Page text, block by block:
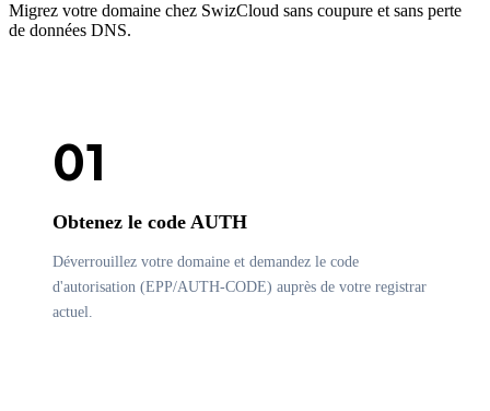
Migrez votre domaine chez SwizCloud sans coupure et sans perte
de données DNS.
01
Obtenez le code AUTH
Déverrouillez votre domaine et demandez le code
d'autorisation (EPP/AUTH-CODE) auprès de votre registrar
actuel.